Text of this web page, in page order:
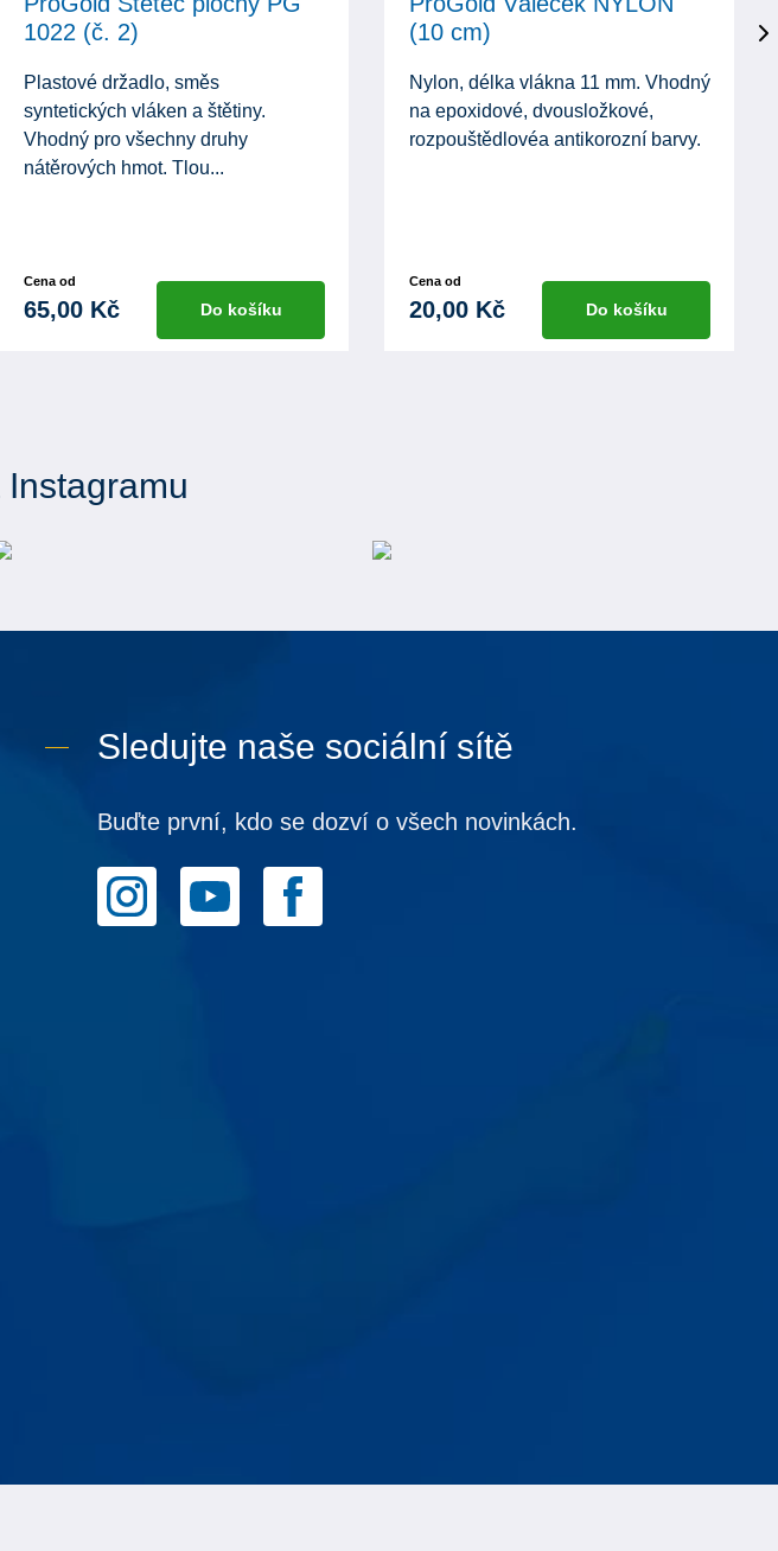
1022 (č. 2)
Plastové držadlo, směs
syntetických vláken a štětiny.
Vhodný pro všechny druhy
nátěrových hmot. Tlou...
Cena od
65,00 Kč Do košíku
(10 cm)
Nylon, délka vlákna 11 mm. Vhodný
na epoxidové, dvousložkové,
rozpouštědlovéa antikorozní barvy.
Cena od
20,00 Kč Do košíku
Sledujte naše sociální sítě
Buďte první, kdo se dozví o všech novinkách.